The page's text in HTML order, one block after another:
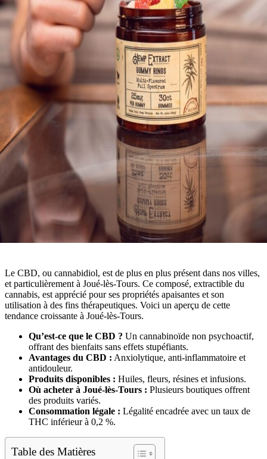
Le CBD, ou cannabidiol, est de plus en plus présent dans nos villes,
et particulièrement à Joué-lès-Tours. Ce composé, extractible du
cannabis, est apprécié pour ses propriétés apaisantes et son
utilisation à des fins thérapeutiques. Voici un aperçu de cette
tendance croissante à Joué-lès-Tours.
Qu’est-ce que le CBD ? Un cannabinoïde non psychoactif,
offrant des bienfaits sans effets stupéfiants.
Avantages du CBD : Anxiolytique, anti-inflammatoire et
antidouleur.
Produits disponibles : Huiles, fleurs, résines et infusions.
Où acheter à Joué-lès-Tours : Plusieurs boutiques offrent
des produits variés.
Consommation légale : Légalité encadrée avec un taux de
THC inférieur à 0,2 %.
Table des Matières